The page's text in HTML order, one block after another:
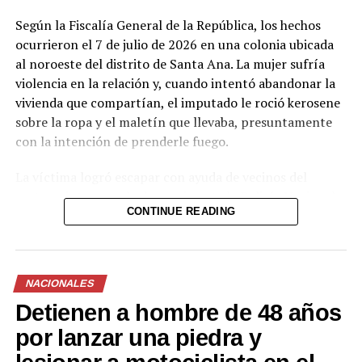
Según la Fiscalía General de la República, los hechos
ocurrieron el 7 de julio de 2026 en una colonia ubicada
al noroeste del distrito de Santa Ana. La mujer sufría
violencia en la relación y, cuando intentó abandonar la
vivienda que compartían, el imputado le roció kerosene
sobre la ropa y el maletín que llevaba, presuntamente
con la intención de prenderle fuego.
sector e interpuso la denuncia ante la Policía Nacional
Civil, que capturó al hombre en flagrancia. El kerosene
comúnmente usado como combustible.
El Juzgado decretó instrucción formal con detención
provisional y otorgó un plazo de siete meses para la
etapa de investigación. Durante este período se
continuarán las diligencias correspondientes.
CONTINUE READING
NACIONALES
Detienen a hombre de 48 años
por lanzar una piedra y